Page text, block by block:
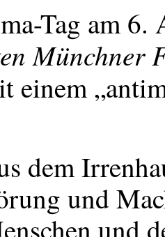
Tag am 6.
Münchner
einem
dem
und
und